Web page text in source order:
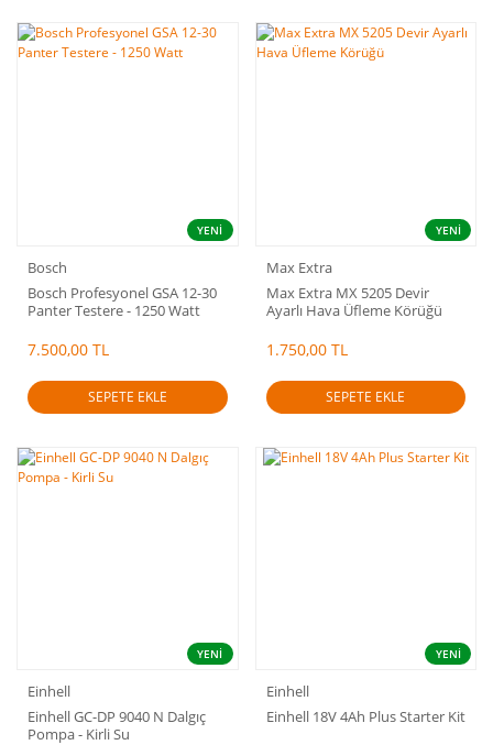
YENİ
Bosch
Bosch Profesyonel GSA 12-30
Panter Testere - 1250 Watt
7.500,00 TL
SEPETE EKLE
YENİ
Max Extra
Max Extra MX 5205 Devir
Ayarlı Hava Üfleme Körüğü
1.750,00 TL
SEPETE EKLE
YENİ
Einhell
Einhell GC-DP 9040 N Dalgıç
Pompa - Kirli Su
YENİ
Einhell
Einhell 18V 4Ah Plus Starter Kit